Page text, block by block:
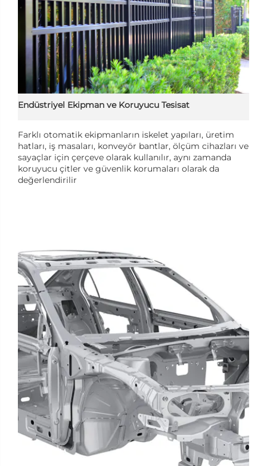
Endüstriyel Ekipman ve Koruyucu Tesisat
Farklı otomatik ekipmanların iskelet yapıları, üretim
hatları, iş masaları, konveyör bantlar, ölçüm cihazları ve
sayaçlar için çerçeve olarak kullanılır, aynı zamanda
koruyucu çitler ve güvenlik korumaları olarak da
değerlendirilir